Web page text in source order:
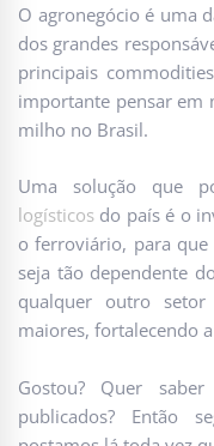
O agronegócio é uma
dos grandes
principais
importante pensar em
milho no Brasil.
Uma solução que
logísticos do país é o
o ferroviário, para
seja tão dependente
qualquer outro
maiores, fortalecendo
Gostou? Quer
publicados? Então